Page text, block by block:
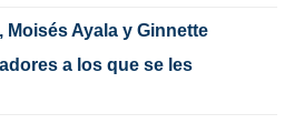
Moisés Ayala y Ginnette
a los que se les